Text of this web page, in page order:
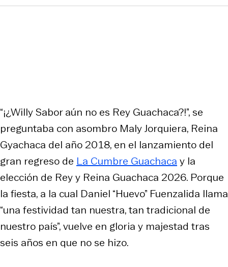
“¡¿Willy Sabor aún no es Rey Guachaca?!”, se
preguntaba con asombro Maly Jorquiera, Reina
Gyachaca del año 2018, en el lanzamiento del
gran regreso de La Cumbre Guachaca y la
elección de Rey y Reina Guachaca 2026. Porque
la fiesta, a la cual Daniel “Huevo” Fuenzalida llama
“una festividad tan nuestra, tan tradicional de
nuestro país”, vuelve en gloria y majestad tras
seis años en que no se hizo.